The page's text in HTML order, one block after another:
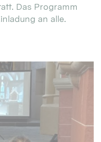
Das Programm
an alle.